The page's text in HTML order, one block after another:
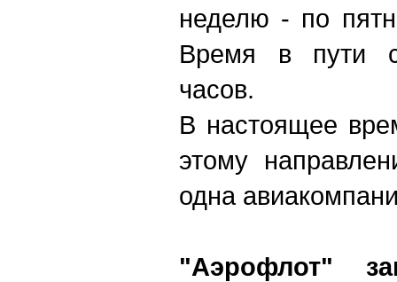
неделю - по
Время в пути
часов.
В настоящее
этому
одна
"Аэрофлот"